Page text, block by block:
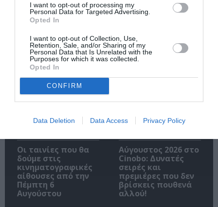
I want to opt-out of processing my
Personal Data for Targeted Advertising.
Opted In
I want to opt-out of Collection, Use,
Retention, Sale, and/or Sharing of my
Personal Data that Is Unrelated with the
Purposes for which it was collected.
Opted In
CONFIRM
Data Deletion Data Access Privacy Policy
Εισπράξεις πάνω
από 1 δισ. δολάρια
για το “Spider-Man:
Brand New Day”
Η νέα ταινία
“Without Blood” της
Αντζελίνα Τζολί θα
κάνει πρεμιέρα τον
Οι ταινίες που θα
δούμε στις
κινηματογραφικές
αίθουσες από την
Πέμπτη 6
Αυγούστου
Αύγουστος 2026 στο
Cinobo: Δυνατές
σειρές και
πρεμιέρες που δεν
βρίσκεις πουθενά
αλλού!